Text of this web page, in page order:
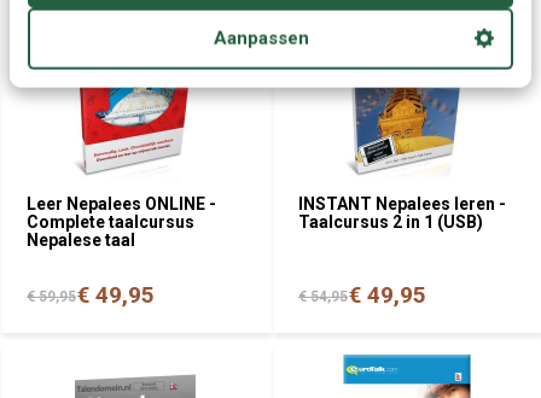
Aanpassen
Leer Nepalees ONLINE -
Complete taalcursus
Nepalese taal
€ 59,95€ 49,95
INSTANT Nepalees leren -
Taalcursus 2 in 1 (USB)
€ 54,95€ 49,95